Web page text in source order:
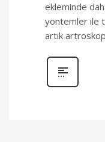
ekleminde
yöntemler ile
artık